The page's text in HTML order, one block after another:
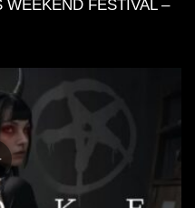
WEEKEND FESTIVAL –